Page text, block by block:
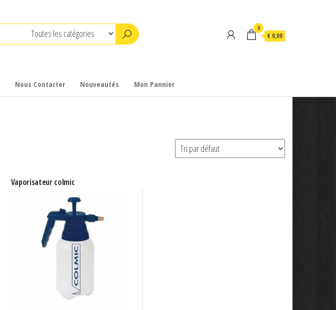
0
€ 0,00
Nous Contacter Nouveautés Mon Pannier
Vaporisateur colmic